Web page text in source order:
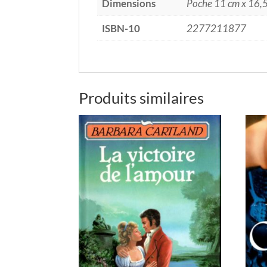
Dimensions
Poche 11 cm x
ISBN-10
2277211877
Produits similaires